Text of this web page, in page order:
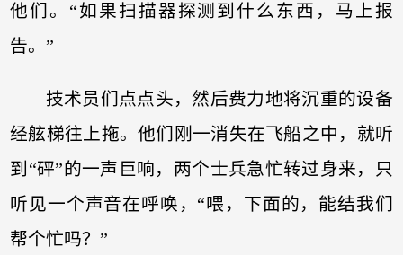
他们。“如果扫描器探测到什么东西，马上报
告。”
技术员们点点头，然后费力地将沉重的设备
经舷梯往上拖。他们刚一消失在飞船之中，就听
到“砰”的一声巨响，两个士兵急忙转过身来，只
听见一个声音在呼唤，“喂，下面的，能结我们
帮个忙吗？”